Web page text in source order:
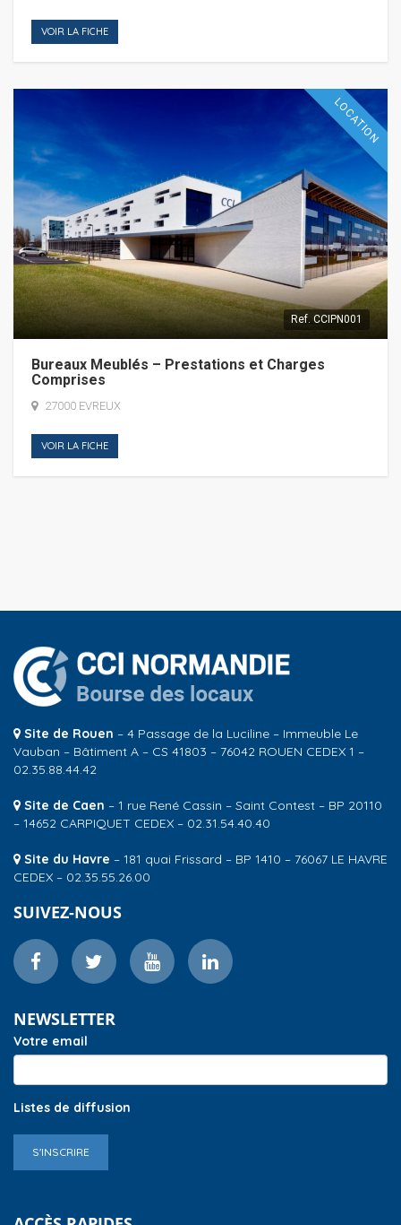
VOIR LA FICHE
LOCATION
Ref. CCIPN001
Bureaux Meublés – Prestations et Charges
Comprises
27000 EVREUX
VOIR LA FICHE
Site de Rouen – 4 Passage de la Luciline – Immeuble Le
Vauban – Bâtiment A – CS 41803 – 76042 ROUEN CEDEX 1 –
02.35.88.44.42
Site de Caen – 1 rue René Cassin – Saint Contest – BP 20110
– 14652 CARPIQUET CEDEX – 02.31.54.40.40
Site du Havre – 181 quai Frissard – BP 1410 – 76067 LE HAVRE
CEDEX – 02.35.55.26.00
SUIVEZ-NOUS
NEWSLETTER
Votre email
Listes de diffusion
S'INSCRIRE